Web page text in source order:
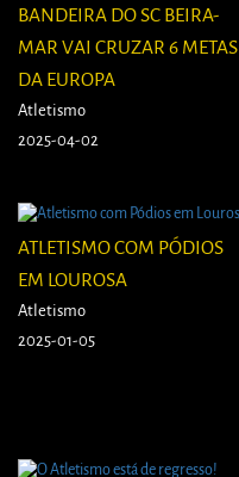
BANDEIRA DO SC BEIRA-
MAR VAI CRUZAR 6 METAS
DA EUROPA
Atletismo
2025-04-02
ATLETISMO COM PÓDIOS
EM LOUROSA
Atletismo
2025-01-05